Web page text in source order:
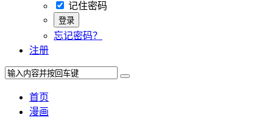
记住密码
忘记密码？
注册
首页
漫画